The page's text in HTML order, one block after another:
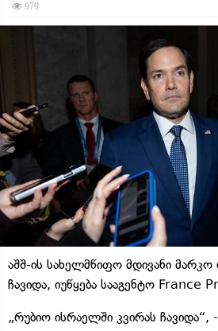
979
აშშ-ის სახელმწიფო მდივანი
ჩავიდა, იუწყება სააგენტო France
„რუბიო ისრაელში კვირას ჩავიდა“,